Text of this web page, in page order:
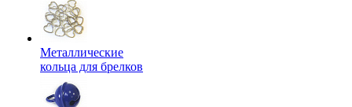
Металлические
кольца для брелков